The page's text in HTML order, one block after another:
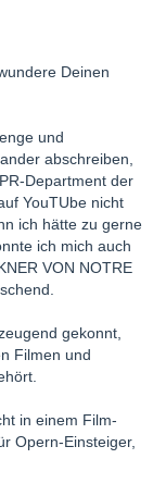
gesungen
a cantare Tosca
del mondo” in
sang a number of
Deinen
und
abschreiben,
Department der
YouTUbe nicht
ich hätte zu gerne
ich mich auch
VON NOTRE
gekonnt,
Filmen und
in einem Film-
Opern-Einsteiger,